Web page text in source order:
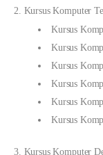
2. Kursus Komputer
Kursus
Kursus
Kursus
Kursus
Kursus
Kursus
3. Kursus Komputer